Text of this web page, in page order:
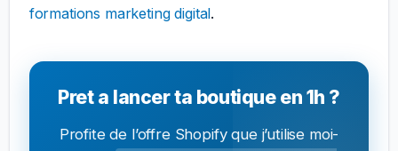
formations marketing digital.
Pret a lancer ta boutique en 1h ?
Profite de l’offre Shopify que j’utilise moi-